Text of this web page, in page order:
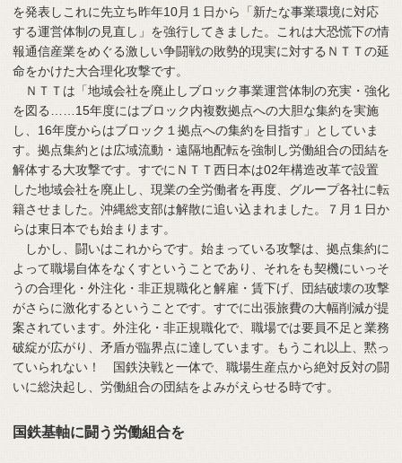
を発表しこれに先立ち昨年10月１日から「新たな事業環境に対応
する運営体制の見直し」を強行してきました。これは大恐慌下の情
報通信産業をめぐる激しい争闘戦の敗勢的現実に対するＮＴＴの延
命をかけた大合理化攻撃です。
ＮＴＴは「地域会社を廃止しブロック事業運営体制の充実・強化
を図る……15年度にはブロック内複数拠点への大胆な集約を実施
し、16年度からはブロック１拠点への集約を目指す」としていま
す。拠点集約とは広域流動・遠隔地配転を強制し労働組合の団結を
解体する大攻撃です。すでにＮＴＴ西日本は02年構造改革で設置
した地域会社を廃止し、現業の全労働者を再度、グループ各社に転
籍させました。沖縄総支部は解散に追い込まれました。７月１日か
らは東日本でも始まります。
しかし、闘いはこれからです。始まっている攻撃は、拠点集約に
よって職場自体をなくすということであり、それをも契機にいっそ
うの合理化・外注化・非正規職化と解雇・賃下げ、団結破壊の攻撃
がさらに激化するということです。すでに出張旅費の大幅削減が提
案されています。外注化・非正規職化で、職場では要員不足と業務
破綻が広がり、矛盾が臨界点に達しています。もうこれ以上、黙っ
ていられない！ 国鉄決戦と一体で、職場生産点から絶対反対の闘
いに総決起し、労働組合の団結をよみがえらせる時です。
国鉄基軸に闘う労働組合を